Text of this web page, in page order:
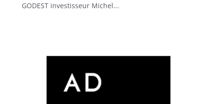
GODEST investisseur Michel...